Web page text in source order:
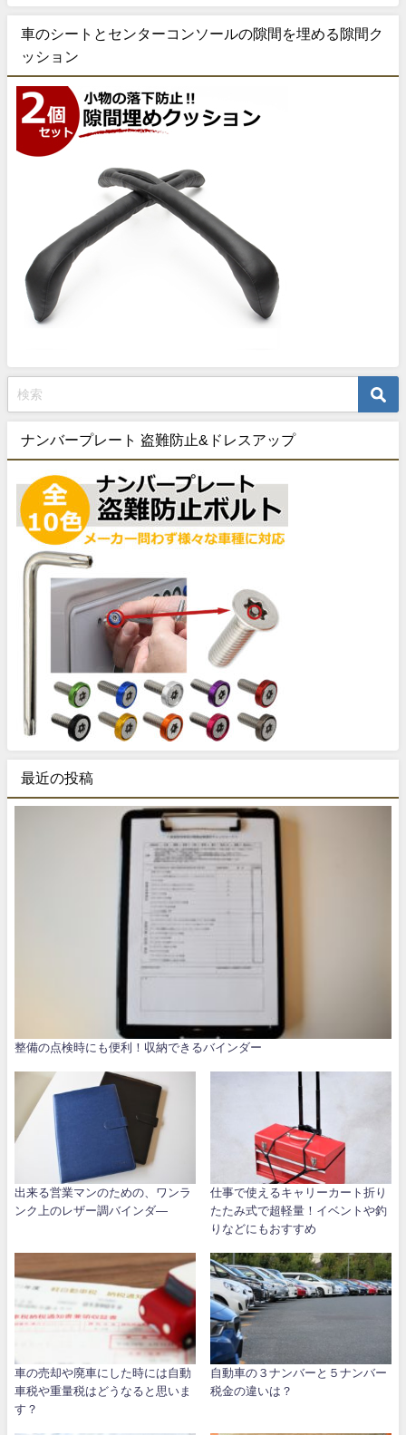
車のシートとセンターコンソールの隙間を埋める隙間ク
ッション
ナンバープレート 盗難防止&ドレスアップ
最近の投稿
整備の点検時にも便利！収納できるバインダー
出来る営業マンのための、ワンラ
ンク上のレザー調バインダ―
仕事で使えるキャリーカート折り
たたみ式で超軽量！イベントや釣
りなどにもおすすめ
車の売却や廃車にした時には自動
車税や重量税はどうなると思いま
す？
自動車の３ナンバーと５ナンバー
税金の違いは？